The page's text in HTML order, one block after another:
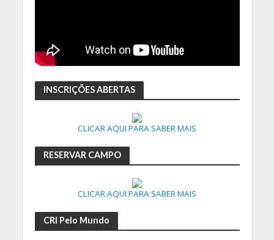
INSCRIÇÕES ABERTAS
CLICAR AQUI PARA SABER MAIS
RESERVAR CAMPO
CLICAR AQUI PARA SABER MAIS
CRI Pelo Mundo